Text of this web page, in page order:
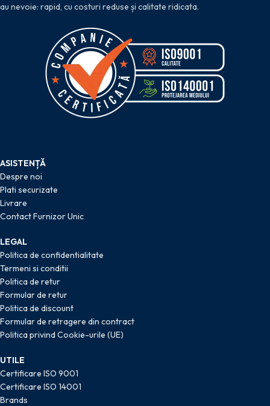
au nevoie: rapid, cu costuri reduse și calitate ridicata.
ASISTENȚĂ
Despre noi
Plati securizate
Livrare
Contact Furnizor Unic
LEGAL
Politica de confidentialitate
Termeni si conditii
Politica de retur
Formular de retur
Politica de discount
Formular de retragere din contract
Politica privind Cookie-urile (UE)
UTILE
Certificare ISO 9001
Certificare ISO 14001
Brands